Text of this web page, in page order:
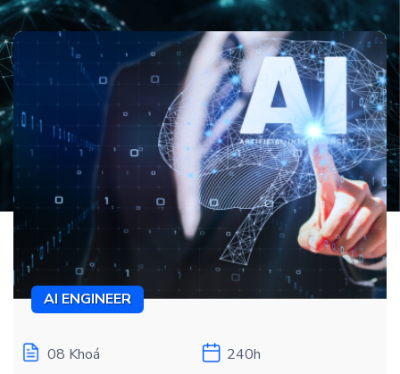
AI ENGINEER
08 Khoá
240h